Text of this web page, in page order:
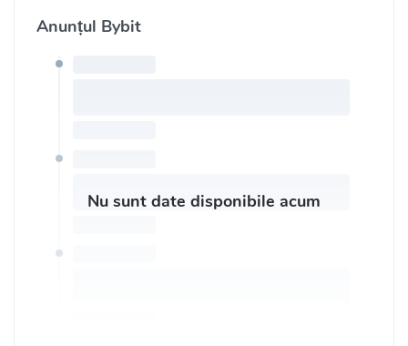
Anunțul Bybit
Nu sunt date disponibile acum